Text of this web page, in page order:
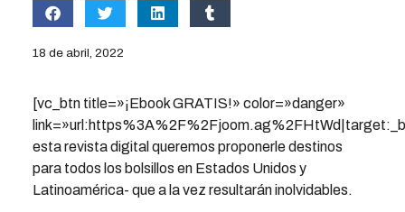
18 de abril, 2022
[vc_btn title=»¡Ebook GRATIS!» color=»danger»
esta revista digital queremos proponerle destinos
para todos los bolsillos en Estados Unidos y
Latinoamérica- que a la vez resultarán inolvidables.